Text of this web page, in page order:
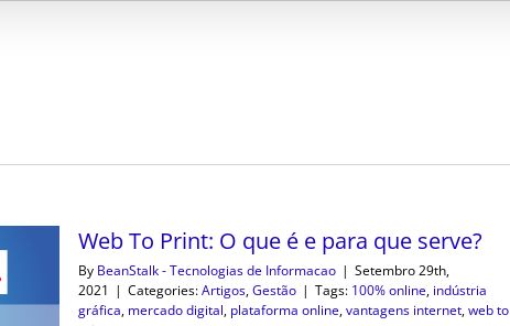
Web To Print: O que é e para que serve?
By BeanStalk - Tecnologias de Informacao | Setembro 29th,
2021 | Categories:Artigos,Gestão | Tags: 100% online, indústria
gráfica, mercado digital, plataforma online,vantagens internet,web to